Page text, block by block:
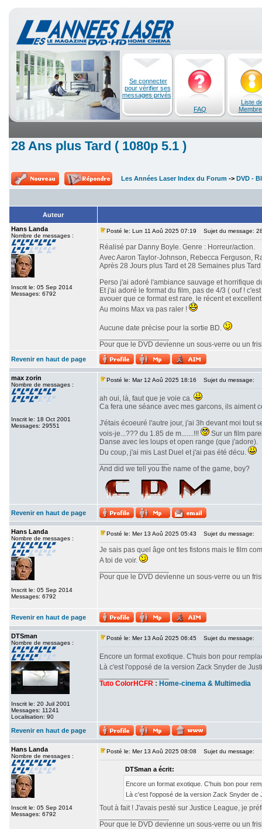
Se connecter
pour vérifier ses
messages privés
FAQ
Liste
28 Ans plus Tard ( 1080p 5.1 )
Les Années Laser Index du Forum -> DVD -
Auteur
Hans Landa
Nombre de messages :
Inscrit le: 05 Sep 2014
Messages: 6792
Posté le: Lun 11 Aoû 2025 07:19 Sujet du message:
Réalisé par Danny Boyle. Genre : Horreur/action.
Avec Aaron Taylor-Johnson, Rebecca Ferguson,
Après 28 Jours plus Tard et 28 Semaines plus
Perso j'ai adoré l'ambiance sauvage et horrifique
Et j'ai adoré le format du film, pas de 4/3 ( ouf !
avouer que ce format est rare, le récent et
Au moins Max va pas raler !
Aucune date précise pour la sortie BD.
Pour que le DVD devienne un sous-verre ou un
Revenir en haut de page
max zorin
Nombre de messages :
Inscrit le: 18 Oct 2001
Messages: 29551
Posté le: Mar 12 Aoû 2025 18:16 Sujet du message:
ah oui, là, faut que je voie ca.
Ca fera une séance avec mes garcons, ils aiment
J'étais écoeuré l'autre jour, j'ai 3h devant moi tout
vois-je...??? du 1.85 de m.......!!!
Sur un film
Danse avec les loups et open range (que j'adore).
Du coup, j'ai mis Last Duel et j'ai pas été décu.
And did we tell you the name of the game, boy?
Revenir en haut de page
Hans Landa
Nombre de messages :
Inscrit le: 05 Sep 2014
Messages: 6792
Posté le: Mer 13 Aoû 2025 05:43 Sujet du message:
Je sais pas quel âge ont tes fistons mais le film
A toi de voir.
Pour que le DVD devienne un sous-verre ou un
Revenir en haut de page
DTSman
Nombre de messages :
Inscrit le: 20 Juil 2001
Messages: 11241
Localisation: 90
Posté le: Mer 13 Aoû 2025 06:45 Sujet du message:
Encore un format exotique. C'huis bon pour
Là c'est l'opposé de la version Zack Snyder de
Tuto ColorHCFR : Home-cinema & Multimedia
Revenir en haut de page
Hans Landa
Nombre de messages :
Inscrit le: 05 Sep 2014
Messages: 6792
Posté le: Mer 13 Aoû 2025 08:08 Sujet du message:
DTSman a écrit:
Encore un format exotique. C'huis bon pour
Là c'est l'opposé de la version Zack Snyder de
Tout à fait ! J'avais pesté sur Justice League, je
Pour que le DVD devienne un sous-verre ou un